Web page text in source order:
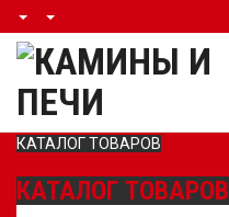
КАТАЛОГ ТОВАРОВ
КАТАЛОГ ТОВАРОВ